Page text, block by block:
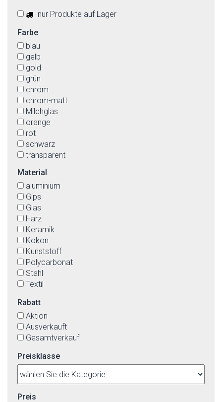
nur Produkte auf Lager
Farbe
blau
gelb
gold
grün
chrom
chrom-matt
Milchglas
orange
rot
schwarz
transparent
Material
aluminium
Gips
Glas
Harz
Keramik
Kokon
Kunststoff
Polycarbonat
Stahl
Textil
Rabatt
Aktion
Ausverkauft
Gesamtverkauf
Preisklasse
Preis